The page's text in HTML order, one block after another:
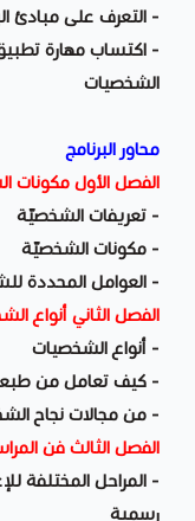
- التعرف على مبادئ
- اكتساب مهارة
الشخصيات
محاور البرنامج
الفصل الأول مكونات
- تعريفات الشخصيّة
- مكونات الشخصيّة
- العوامل المحددة
الفصل الثاني أنواع
- أنواع الشخصيات
- كيف تعامل من
- من مجالات نجاح
الفصل الثالث فن
- المراحل المختلفة
رسمية